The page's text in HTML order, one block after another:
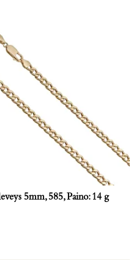
5mm, 585, Paino: 14 g